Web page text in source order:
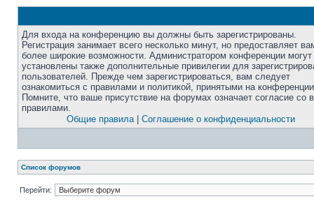
Для входа на конференцию вы должны быть зарегистрированы.
Регистрация занимает всего несколько минут, но предоставляет
более широкие возможности. Администратором конференции
установлены также дополнительные привилегии для
пользователей. Прежде чем зарегистрироваться, вам следует
ознакомиться с правилами и политикой, принятыми на
Помните, что ваше присутствие на форумах означает согласие со
правилами.
Общие правила| Соглашение о конфиденциальности
Список форумов
Перейти: